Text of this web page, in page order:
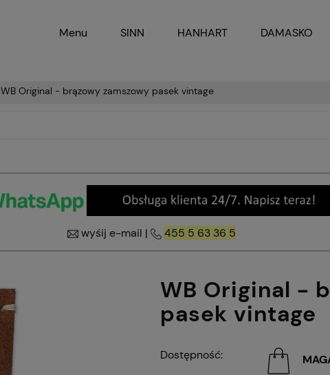
Menu SINN HANHART DAMASKO
WB Original - brązowy zamszowy pasek vintage
wyśij e-mail | 455 5 63 36 5
WB Original -
pasek vintage
Dostępność: